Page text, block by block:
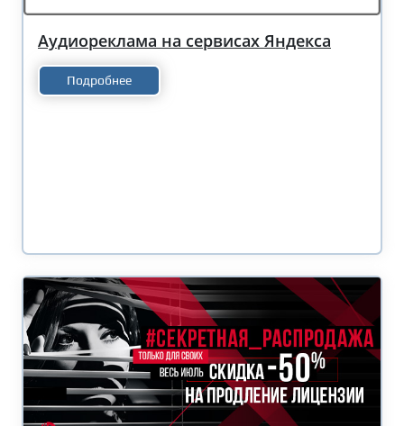
Аудиореклама на сервисах Яндекса
Подробнее